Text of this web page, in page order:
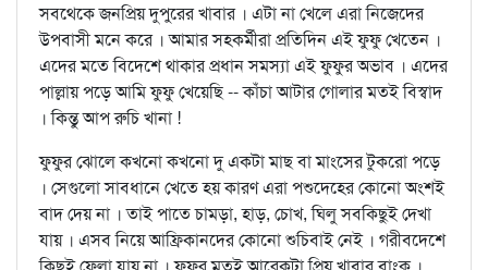
সবথেকে জনপ্রিয় দুপুরের খাবার । এটা না খেলে এরা নিজেদের
উপবাসী মনে করে । আমার সহকর্মীরা প্রতিদিন এই ফুফু খেতেন ।
এদের মতে বিদেশে থাকার প্রধান সমস্যা এই ফুফুর অভাব । এদের
পাল্লায় পড়ে আমি ফুফু খেয়েছি -- কাঁচা আটার গোলার মতই বিস্বাদ
। কিন্তু আপ রুচি খানা !
ফুফুর ঝোলে কখনো কখনো দু একটা মাছ বা মাংসের টুকরো পড়ে
। সেগুলো সাবধানে খেতে হয় কারণ এরা পশুদেহের কোনো অংশই
বাদ দেয় না । তাই পাতে চামড়া, হাড়, চোখ, ঘিলু সবকিছুই দেখা
যায় । এসব নিয়ে আফ্রিকানদের কোনো শুচিবাই নেই । গরীবদেশে